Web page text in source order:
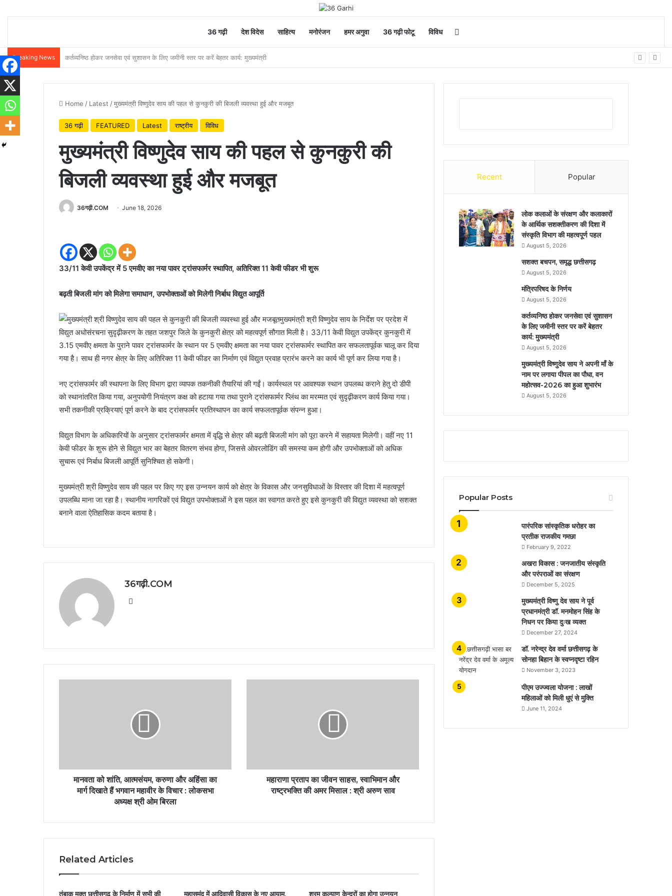
36 गढ़ी देश विदेस साहित्य मनोरंजन हमर अगुवा 36 गढ़ी फोटू विविध
Breaking News मुख्यमंत्री विष्णुदेव साय ने अपनी माँ के नाम पर लगाया पीपल का पौधा, वन महोत्सव-2026 का हुआ शुभारंभ
Home / Latest /मुख्यमंत्री विष्णुदेव साय की पहल से कुनकुरी की बिजली व्यवस्था हुई और मजबूत
36 गढ़ी FEATURED Latest राष्ट्रीय विविध
मुख्यमंत्री विष्णुदेव साय की पहल से कुनकुरी की
बिजली व्यवस्था हुई और मजबूत
36गढ़ी.COM June 18, 2026
33/11 केवी उपकेंद्र में 5 एमवीए का नया पावर ट्रांसफार्मर स्थापित, अतिरिक्त 11 केवी फीडर भी शुरू
बढ़ती बिजली मांग को मिलेगा समाधान, उपभोक्ताओं को मिलेगी निर्बाध विद्युत आपूर्ति
मुख्यमंत्री श्री विष्णुदेव साय के निर्देश पर प्रदेश में
विद्युत अधोसंरचना सुदृढ़ीकरण के तहत जशपुर जिले के कुनकुरी क्षेत्र को महत्वपूर्ण सौगात मिली है। 33/11 केवी विद्युत उपकेंद्र कुनकुरी में
3.15 एमवीए क्षमता के पुराने पावर ट्रांसफार्मर के स्थान पर 5 एमवीए क्षमता का नया पावर ट्रांसफार्मर स्थापित कर सफलतापूर्वक चालू कर दिया
गया है। साथ ही नगर क्षेत्र के लिए अतिरिक्त 11 केवी फीडर का निर्माण एवं विद्युत प्रवाह प्रारंभ करने का कार्य भी पूर्ण कर लिया गया है।
नए ट्रांसफार्मर की स्थापना के लिए विभाग द्वारा व्यापक तकनीकी तैयारियां की गईं। कार्यस्थल पर आवश्यक स्थान उपलब्ध कराने हेतु दो डीपी
को स्थानांतरित किया गया, अनुपयोगी नियंत्रण कक्ष को हटाया गया तथा पुराने ट्रांसफार्मर प्लिंथ का मरम्मत एवं सुदृढ़ीकरण कार्य किया गया।
सभी तकनीकी प्रक्रियाएं पूर्ण करने के बाद ट्रांसफार्मर प्रतिस्थापन का कार्य सफलतापूर्वक संपन्न हुआ।
विद्युत विभाग के अधिकारियों के अनुसार ट्रांसफार्मर क्षमता में वृद्धि से क्षेत्र की बढ़ती बिजली मांग को पूरा करने में सहायता मिलेगी। वहीं नए 11
केवी फीडर के शुरू होने से विद्युत भार का बेहतर वितरण संभव होगा, जिससे ओवरलोडिंग की समस्या कम होगी और उपभोक्ताओं को अधिक
सुचारू एवं निर्बाध बिजली आपूर्ति सुनिश्चित हो सकेगी।
मुख्यमंत्री श्री विष्णुदेव साय की पहल पर किए गए इस उन्नयन कार्य को क्षेत्र के विकास और जनसुविधाओं के विस्तार की दिशा में महत्वपूर्ण
उपलब्धि माना जा रहा है। स्थानीय नागरिकों एवं विद्युत उपभोक्ताओं ने इस पहल का स्वागत करते हुए इसे कुनकुरी की विद्युत व्यवस्था को सशक्त
बनाने वाला ऐतिहासिक कदम बताया है।
36गढ़ी.COM
मानवता को शांति, आत्मसंयम, करुणा और अहिंसा का
मार्ग दिखाते हैं भगवान महावीर के विचार : लोकसभा
अध्यक्ष श्री ओम बिरला
महाराणा प्रताप का जीवन साहस, स्वाभिमान और
राष्ट्रभक्ति की अमर मिसाल : श्री अरुण साव
Related Articles
तंबाकू मुक्त छत्तीसगढ़ के निर्माण में सभी की महासमुंद में आदिवासी विकास के नए आयाम, श्रम कल्याण केन्द्रों का होगा उन्नयन
Recent Popular
लोक कलाओं के संरक्षण और कलाकारों
के आर्थिक सशक्तीकरण की दिशा में
संस्कृति विभाग की महत्वपूर्ण पहल
August 5, 2026
सशक्त बचपन, समृद्ध छत्तीसगढ़
August 5, 2026
मंत्रिपरिषद के निर्णय
August 5, 2026
कर्तव्यनिष्ठ होकर जनसेवा एवं सुशासन
के लिए जमीनी स्तर पर करें बेहतर
कार्य: मुख्यमंत्री
August 5, 2026
मुख्यमंत्री विष्णुदेव साय ने अपनी माँ के
नाम पर लगाया पीपल का पौधा, वन
महोत्सव-2026 का हुआ शुभारंभ
August 5, 2026
Popular Posts
​​​​​​​पारंपरिक सांस्कृतिक धरोहर का
प्रतीक राजकीय गमछा
February 9, 2022
अखरा विकास : जनजातीय संस्कृति
और परंपराओं का संरक्षण
December 5, 2025
मुख्यमंत्री विष्णु देव साय ने पूर्व
प्रधानमंत्री डॉ. मनमोहन सिंह के
निधन पर किया दुःख व्यक्त
December 27, 2024
डॉ. नरेन्द्र देव वर्मा छत्तीसगढ़ के
सोनहा बिहान के स्वप्नदृष्टा रहिन
November 3, 2023
पीएम उज्ज्वला योजना : लाखों
महिलाओं को मिली धुएं से मुक्ति
June 11, 2024